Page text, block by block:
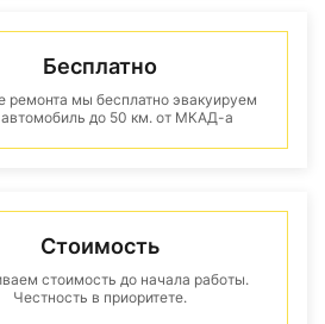
Бесплатно
ремонта мы бесплатно эвакуируем
до 50 км. от МКАД-а
Стоимость
стоимость до начала работы.
Честность в приоритете.